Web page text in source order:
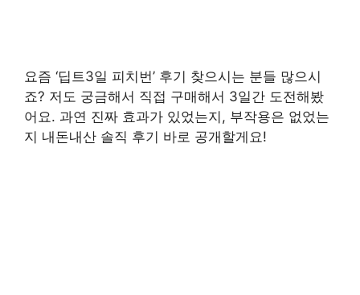
요즘 ‘딥트3일 피치번’ 후기 찾으시는 분들 많으시
죠? 저도 궁금해서 직접 구매해서 3일간 도전해봤
어요. 과연 진짜 효과가 있었는지, 부작용은 없었는
지 내돈내산 솔직 후기 바로 공개할게요!